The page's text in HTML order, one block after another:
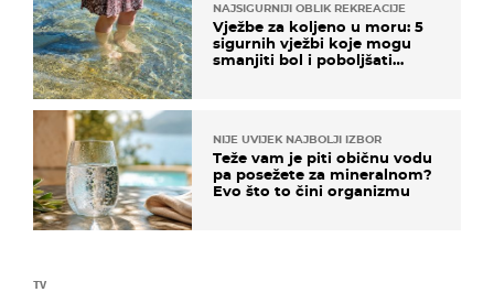
TV
NAJSIGURNIJI OBLIK REKREACIJE
Vježbe za koljeno u moru: 5
sigurnih vježbi koje mogu
smanjiti bol i poboljšati
NIJE UVIJEK NAJBOLJI IZBOR
Teže vam je piti običnu vodu
pa posežete za mineralnom?
Evo što to čini organizmu